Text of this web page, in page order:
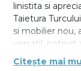
linistita si
Taietura
si mobilier nou,
versatil, potrivit
de birou.
Citește mai